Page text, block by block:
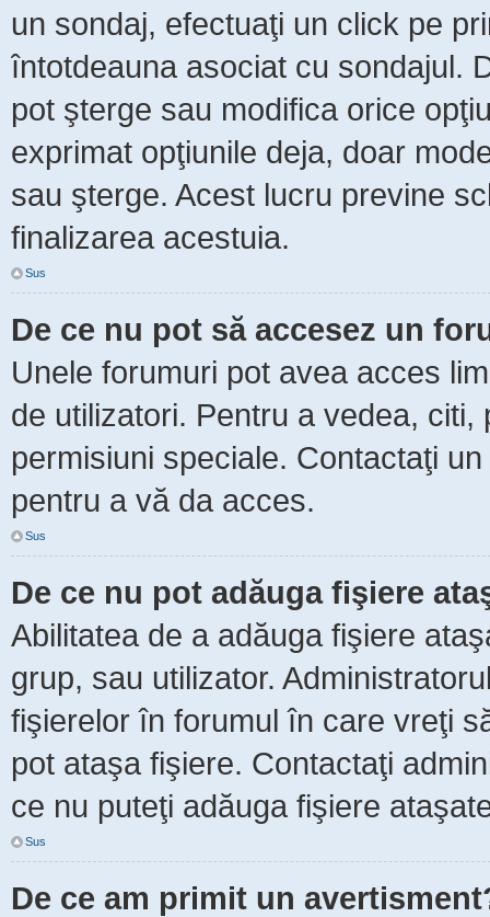
un sondaj, efectuaţi un click pe
întotdeauna asociat cu sondajul.
pot şterge sau modifica orice
exprimat opţiunile deja, doar
sau şterge. Acest lucru previne
finalizarea acestuia.
Sus
De ce nu pot să accesez un
Unele forumuri pot avea acces
de utilizatori. Pentru a vedea,
permisiuni speciale. Contactaţi
pentru a vă da acces.
Sus
De ce nu pot adăuga fişiere
Abilitatea de a adăuga fişiere
grup, sau utilizator.
fişierelor în forumul în care vreţi
pot ataşa fişiere. Contactaţi
ce nu puteţi adăuga fişiere
Sus
De ce am primit un